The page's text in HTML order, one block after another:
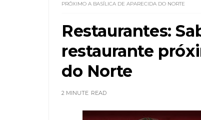
PRÓXIMO A BASÍLICA DE APARECIDA DO NORTE
Restaurantes:
restaurante
do Norte
2 MINUTE READ